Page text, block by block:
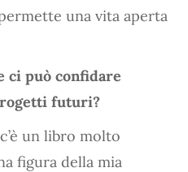
una vita aperta
ci può confidare
futuri?
un libro molto
figura della mia